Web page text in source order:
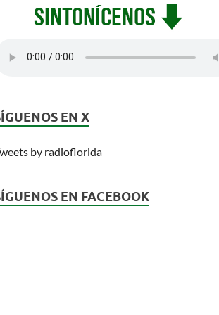
EN X
by radioflorida
EN FACEBOOK